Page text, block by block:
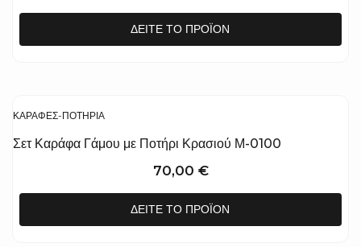
ΔΕΊΤΕ ΤΟ ΠΡΟΪΌΝ
ΚΑΡΆΦΕΣ-ΠΟΤΉΡΙΑ
Σετ Καράφα Γάμου με Ποτήρι Κρασιού Μ-0100
70,00 €
ΔΕΊΤΕ ΤΟ ΠΡΟΪΌΝ